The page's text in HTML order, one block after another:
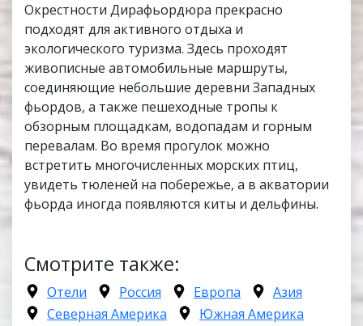
Окрестности Дирафьордюра прекрасно
подходят для активного отдыха и
экологического туризма. Здесь проходят
живописные автомобильные маршруты,
соединяющие небольшие деревни Западных
фьордов, а также пешеходные тропы к
обзорным площадкам, водопадам и горным
перевалам. Во время прогулок можно
встретить многочисленных морских птиц,
увидеть тюленей на побережье, а в акватории
фьорда иногда появляются киты и дельфины.
Смотрите также:
Отели Россия Европа
Азия
Северная Америка
Южная Америка